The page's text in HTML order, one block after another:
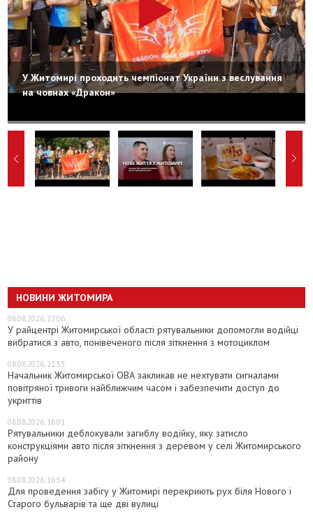
У Житомирі проходить чемпіонат України з веслування
на човнах «Дракон»
НОВИНИ ЖИТОМИРА
08.08.2026, 22:06
У райцентрі Житомирської області рятувальники допомогли водійці
вибратися з авто, понівеченого після зіткнення з мотоциклом
08.08.2026, 21:53
Начальник Житомирської ОВА закликав не нехтувати сигналами
повітряної тривоги найближчим часом і забезпечити доступ до
укриттів
08.08.2026, 18:01
Рятувальники деблокували загиблу водійку, яку затисло
конструкціями авто після зіткнення з деревом у селі Житомирського
району
08.08.2026, 16:54
Для проведення забігу у Житомирі перекриють рух біля Нового і
Старого бульварів та ще дві вулиці